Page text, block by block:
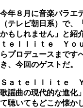
今年８月に音楽バラエ
（テレビ朝日系）で
かもしれません」と紹
ｔｅｌｌｉｔｅ Ｙｏ
らプロデュースまです
き、今回のゲストだ。
Ｓａｔｅｌｌｉｔｅ
歌謡曲の現代的な進化
て聴いてもどこか懐か